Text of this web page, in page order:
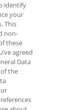
identify
your
This
non-
these
agreed
Data
of the